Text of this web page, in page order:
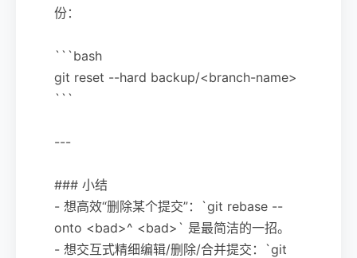
份：
```bash
git reset --hard backup/<branch-name>
```
---
### 小结
- 想高效“删除某个提交”：`git rebase --
onto <bad>^ <bad>` 是最简洁的一招。
- 想交互式精细编辑/删除/合并提交：`git